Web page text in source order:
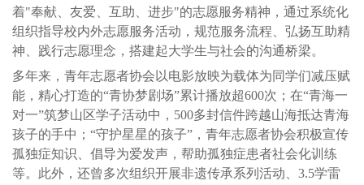
着"奉献、友爱、互助、进步"的志愿服务精神，通过系统化
组织指导校内外志愿服务活动，规范服务流程、弘扬互助精
神、践行志愿理念，搭建起大学生与社会的沟通桥梁。
多年来，青年志愿者协会以电影放映为载体为同学们减压赋
能，精心打造的“青协梦剧场”累计播放超600次；在“青海一
对一”筑梦山区学子活动中，500多封信件跨越山海抵达青海
孩子的手中；“守护星星的孩子”，青年志愿者协会积极宣传
孤独症知识、倡导为爱发声，帮助孤独症患者社会化训练
等。此外，还曾多次组织开展非遗传承系列活动、3.5学雷